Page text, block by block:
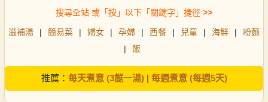
搜尋全站 或「按」以下「關鍵字」捷徑 >>
滋補湯 | 簡易菜 | 婦女 | 孕婦 | 西餐 | 兒童 | 海鮮 |
粉麵
|
飯
推薦： 每天煮意 (3餸一湯)| 每週煮意 (每週5天)